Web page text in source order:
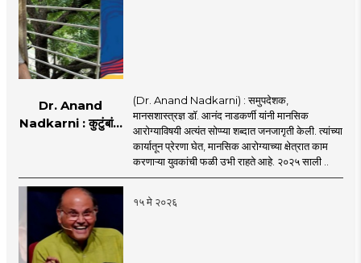
Dr. Anand
Nadkarni : कुटुंबांना
नाडकर्णी
(Dr. Anand Nadkarni) : समुपदेशक,
मानसशास्त्रज्ञ डॉ. आनंद नाडकर्णी यांनी मानसिक
आरोग्याविषयी अत्यंत सोप्प्या शब्दात जनजागृती केली. त्यांच्या
कार्यातून प्रेरणा घेत, मानसिक आरोग्याच्या क्षेत्रात काम
१५ मे २०२६